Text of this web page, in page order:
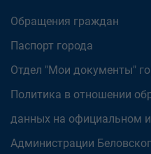
Обращения граждан
Паспорт города
Отдел "Мои документы"
Политика в отношении
данных на официальном
Администрации